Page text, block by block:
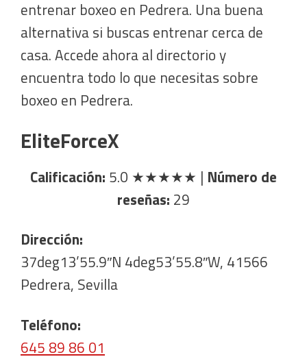
entrenar boxeo en Pedrera. Una buena
alternativa si buscas entrenar cerca de
casa. Accede ahora al directorio y
encuentra todo lo que necesitas sobre
boxeo en Pedrera.
EliteForceX
Calificación: 5.0 ★★★★★ | Número de
reseñas: 29
Dirección:
37deg13’55.9″N 4deg53’55.8″W, 41566
Pedrera, Sevilla
Teléfono:
645 89 86 01